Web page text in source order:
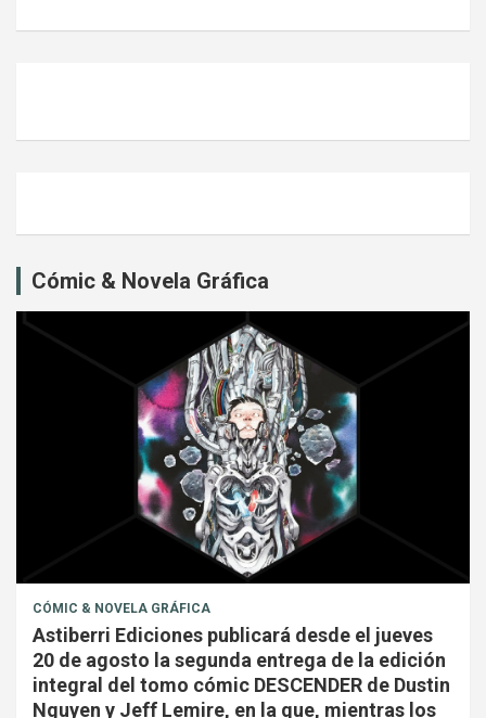
Cómic & Novela Gráfica
CÓMIC & NOVELA GRÁFICA
Astiberri Ediciones publicará desde el jueves
20 de agosto la segunda entrega de la edición
integral del tomo cómic DESCENDER de Dustin
Nguyen y Jeff Lemire, en la que, mientras los